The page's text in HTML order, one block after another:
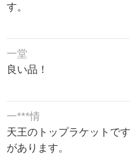
す。
一堂
良い品！
一***情
天王のトップラケットで
があります。